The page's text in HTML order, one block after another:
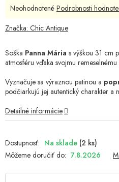
Na sklade (2 ks)
Môžeme doručiť do: 7.8.2026
Soška Panna Mária s výškou 31 cm
atmosféru vďaka svojmu
Vyznačuje sa výraznou patinou a
podčiarkujú jej autentický charakter a
Detailné informácie
Priemerné
produktu
z
5
Neohodnotené Podrobnosti
Značka: Chic Antique